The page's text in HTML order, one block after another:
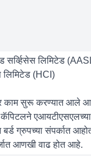
सर्व्हिसेस लिमिटेड
लिमिटेड (HCI)
काम सुरू करण्यात आले
एआयटीएसएलच्या
ग्रुपच्या संपर्कात
आणखी वाढ होत आहे.